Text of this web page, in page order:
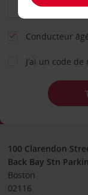
Conducteur
J’ai un code
100 Clarendon
Back Bay Stn
Boston
02116